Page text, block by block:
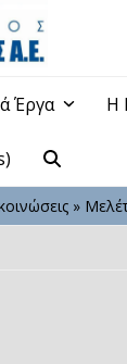
Έργα Η
»